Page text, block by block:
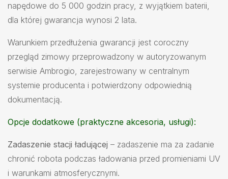
napędowe do 5 000 godzin pracy, z wyjątkiem baterii,
dla której gwarancja wynosi 2 lata.
Warunkiem przedłużenia gwarancji jest coroczny
przegląd zimowy przeprowadzony w autoryzowanym
serwisie Ambrogio, zarejestrowany w centralnym
systemie producenta i potwierdzony odpowiednią
dokumentacją.
Opcje dodatkowe (praktyczne akcesoria, usługi):
Zadaszenie stacji ładującej – zadaszenie ma za zadanie
chronić robota podczas ładowania przed promieniami UV
i warunkami atmosferycznymi.